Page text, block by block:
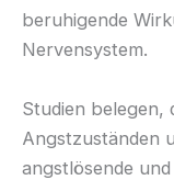
beruhigende
Nervensystem.
Studien belegen,
Angstzuständen
angstlösende